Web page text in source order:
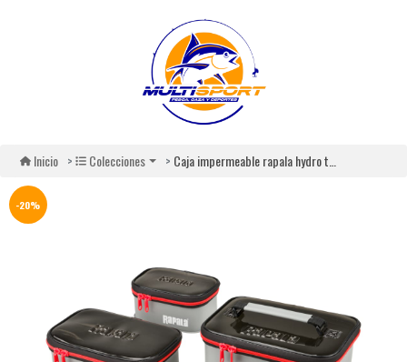
Inicio Colecciones Caja impermeable rapala hydro tackle box
-20%